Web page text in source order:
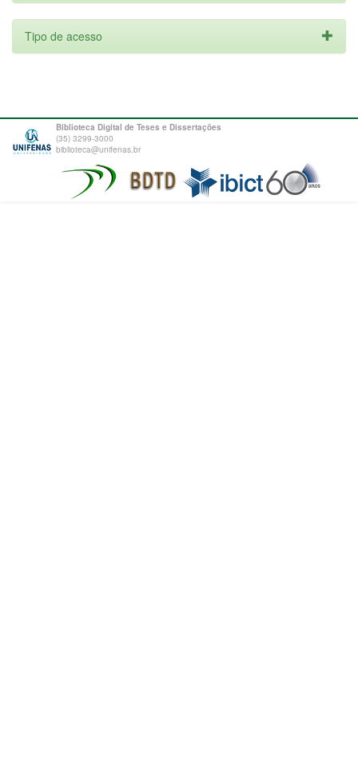
Tipo de acesso
Biblioteca Digital de Teses e Dissertações
(35) 3299-3000
biblioteca@unifenas.br